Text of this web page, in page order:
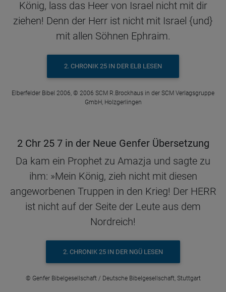
König, lass das Heer von Israel nicht mit dir
ziehen! Denn der Herr ist nicht mit Israel {und}
mit allen Söhnen Ephraim.
2. CHRONIK 25 IN DER ELB LESEN
Elberfelder Bibel 2006, © 2006 SCM R.Brockhaus in der SCM Verlagsgruppe
GmbH, Holzgerlingen
2 Chr 25 7 in der Neue Genfer Übersetzung
Da kam ein Prophet zu Amazja und sagte zu
ihm: »Mein König, zieh nicht mit diesen
angeworbenen Truppen in den Krieg! Der HERR
ist nicht auf der Seite der Leute aus dem
Nordreich!
2. CHRONIK 25 IN DER NGÜ LESEN
© Genfer Bibelgesellschaft / Deutsche Bibelgesellschaft, Stuttgart